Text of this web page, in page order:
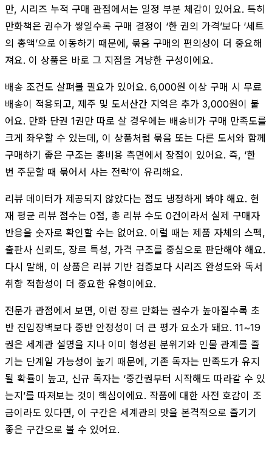
만, 시리즈 누적 구매 관점에서는 일정 부분 체감이 있어요. 특히
만화책은 권수가 쌓일수록 구매 결정이 ‘한 권의 가격’보다 ‘세트
의 총액’으로 이동하기 때문에, 묶음 구매의 편의성이 더 중요해
져요. 이 상품은 바로 그 지점을 겨냥한 구성이에요.
배송 조건도 살펴볼 필요가 있어요. 6,000원 이상 구매 시 무료
배송이 적용되고, 제주 및 도서산간 지역은 추가 3,000원이 붙
어요. 만화 단권 1권만 따로 살 경우에는 배송비가 구매 만족도를
크게 좌우할 수 있는데, 이 상품처럼 묶음 또는 다른 도서와 함께
구매하기 좋은 구조는 총비용 측면에서 장점이 있어요. 즉, ‘한
번 주문할 때 묶어서 사는 전략’이 유리해요.
리뷰 데이터가 제공되지 않았다는 점도 냉정하게 봐야 해요. 현
재 평균 리뷰 점수는 0점, 총 리뷰 수도 0건이라서 실제 구매자
반응을 숫자로 확인할 수는 없어요. 이럴 때는 제품 자체의 스펙,
출판사 신뢰도, 장르 특성, 가격 구조를 중심으로 판단해야 해요.
다시 말해, 이 상품은 리뷰 기반 검증보다 시리즈 완성도와 독서
취향 적합성이 더 중요한 유형이에요.
전문가 관점에서 보면, 이런 장르 만화는 권수가 높아질수록 초
반 진입장벽보다 중반 안정성이 더 큰 평가 요소가 돼요. 11~19
권은 세계관 설명을 지나 이미 형성된 분위기와 인물 관계를 즐
기는 단계일 가능성이 높기 때문에, 기존 독자는 만족도가 유지
될 확률이 높고, 신규 독자는 ‘중간권부터 시작해도 따라갈 수 있
는지’를 따져보는 것이 핵심이에요. 작품에 대한 사전 호감이 조
금이라도 있다면, 이 구간은 세계관의 맛을 본격적으로 즐기기
좋은 구간으로 볼 수 있어요.